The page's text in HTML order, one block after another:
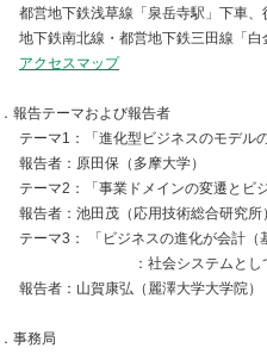
都営地下鉄浅草線「泉岳寺駅」下車、
地下鉄南北線・都営地下鉄三田線「白
アクセスマップ
報告テーマおよび報告者
テーマ1：「進化型ビジネスのモデルの
報告者：原田保（多摩大学）
テーマ2：「事業ドメインの変遷とビジ
報告者：池田茂（応用技術総合研究所）
テーマ3： 「ビジネスの進化が会計（
：社会システムとしての会
報告者：山賀康弘（麗澤大学大学院）
事務局